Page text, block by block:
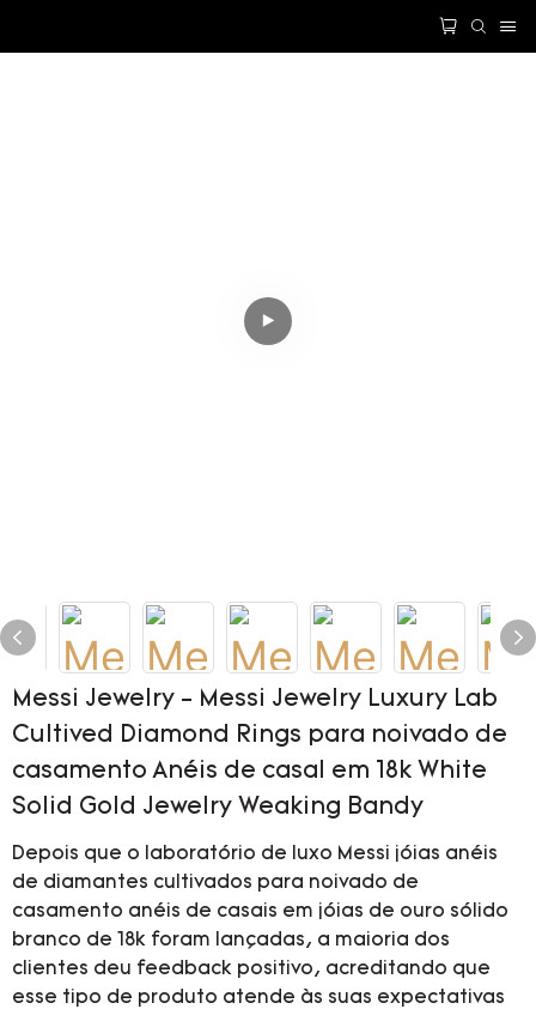
Messi Jewelry - Messi Jewelry Luxury Lab
Cultived Diamond Rings para noivado de
casamento Anéis de casal em 18k White
Solid Gold Jewelry Weaking Bandy
Depois que o laboratório de luxo Messi jóias anéis
de diamantes cultivados para noivado de
casamento anéis de casais em jóias de ouro sólido
branco de 18k foram lançadas, a maioria dos
clientes deu feedback positivo, acreditando que
esse tipo de produto atende às suas expectativas